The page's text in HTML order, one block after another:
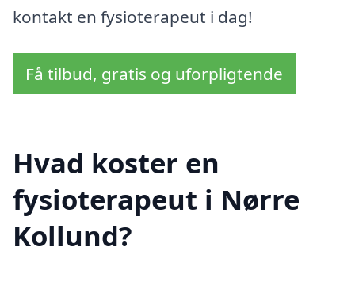
kontakt en fysioterapeut i dag!
Få tilbud, gratis og uforpligtende
Hvad koster en
fysioterapeut i Nørre
Kollund?